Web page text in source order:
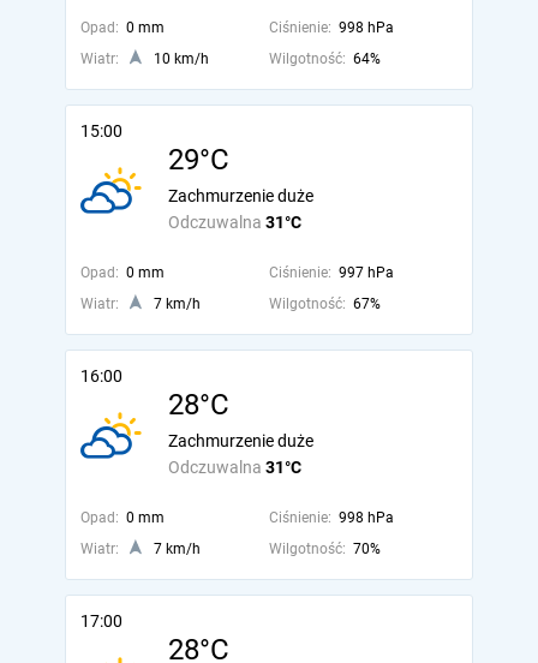
Opad: 0 mm Ciśnienie: 998 hPa
Wiatr:
10 km/h Wilgotność: 64%
15:00
29°C
Odczuwalna 31°C
Zachmurzenie duże
Opad: 0 mm Ciśnienie: 997 hPa
Wiatr:
7 km/h Wilgotność: 67%
16:00
28°C
Odczuwalna 31°C
Zachmurzenie duże
Opad: 0 mm Ciśnienie: 998 hPa
Wiatr:
7 km/h Wilgotność: 70%
17:00
28°C